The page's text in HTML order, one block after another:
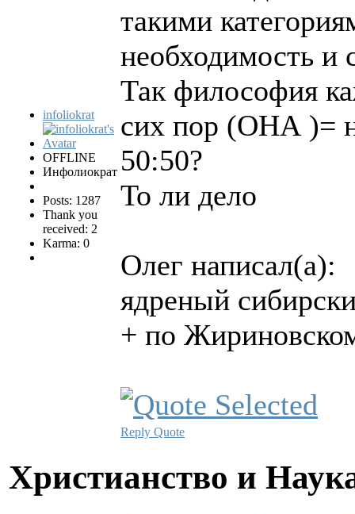
infoliokrat
OFFLINE
Инфолиократ
Posts: 1287
Thank you
received: 2
Karma: 0
такими
необходимость и
Так философия
сих пор (ОНА )=
50:50?
То ли дело
Олег написал(а):
ядреный
+ по
Reply Quote
Христианство и